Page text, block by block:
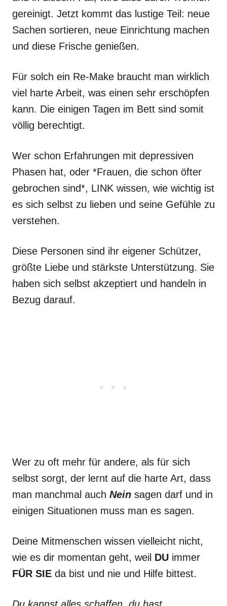
gereinigt. Jetzt kommt das lustige Teil: neue
Sachen sortieren, neue Einrichtung machen
und diese Frische genießen.
Für solch ein Re-Make braucht man wirklich
viel harte Arbeit, was einen sehr erschöpfen
kann. Die einigen Tagen im Bett sind somit
völlig berechtigt.
Wer schon Erfahrungen mit depressiven
Phasen hat, oder *Frauen, die schon öfter
gebrochen sind*, LINK wissen, wie wichtig ist
es sich selbst zu lieben und seine Gefühle zu
verstehen.
Diese Personen sind ihr eigener Schützer,
größte Liebe und stärkste Unterstützung. Sie
haben sich selbst akzeptiert und handeln in
Bezug darauf.
Wer zu oft mehr für andere, als für sich
selbst sorgt, der lernt auf die harte Art, dass
man manchmal auch Nein sagen darf und in
einigen Situationen muss man es sagen.
Deine Mitmenschen wissen vielleicht nicht,
wie es dir momentan geht, weil DU immer
FÜR SIE da bist und nie und Hilfe bittest.